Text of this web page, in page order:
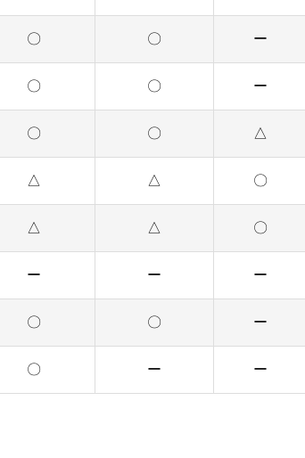
〇 〇 ー
〇 〇 ー
〇 〇 △
△ △ 〇
△ △ 〇
ー ー ー
〇 〇 ー
〇 ー ー